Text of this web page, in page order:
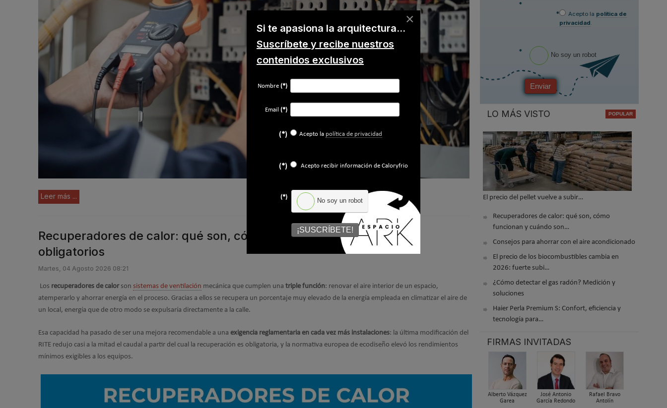
Leer más ...
Recuperadores de calor: qué son, cómo funcionan y cuándo son
obligatorios
Martes, 04 Agosto 2026 08:21
Los recuperadores de calorson sistemas de ventilación mecánica que cumplen una triple función: renovar el aire interior de un espacio,
atemperarlo y ahorrar energía en el proceso. Gracias a ellos se recupera un porcentaje muy elevado de la energía empleada en climatizar el aire de
un local, energía que de otro modo se expulsaría directamente a la calle.
Esa capacidad ha pasado de ser una mejora recomendable a una exigencia reglamentaria en cada vez más instalaciones: la última modificación del
RITE redujo casi a la mitad el caudal a partir del cual la recuperación es obligatoria, y la normativa europea de ecodiseño elevó los rendimientos
mínimos exigibles a los equipos.
*
*
Acepto la política de
privacidad.
* No soy un robot
Enviar
LO MÁS VISTO
El precio del pellet vuelve a subir…
Recuperadores de calor: qué son, cómo
funcionan y cuándo son…
Consejos para ahorrar con el aire acondicionado
El precio de los biocombustibles cambia en
2026: fuerte subi…
¿Cómo detectar el gas radón? Medición y
soluciones
Haier Perla Premium S: Confort, eficiencia y
tecnología para…
FIRMAS INVITADAS
Alberto Vázquez
Garea
José Antonio
García Redondo
Rafael Bravo
Antolín
×
Si te apasiona la arquitectura...
Suscríbete y recibe nuestros
contenidos exclusivos
Nombre (*)
Email (*)
(*) Acepto la política de privacidad
(*) Acepto recibir información de Caloryfrio
(*) No soy un robot
¡SUSCRÍBETE!